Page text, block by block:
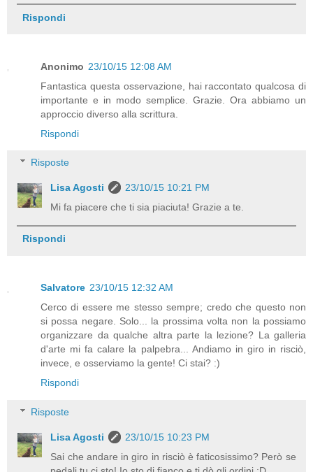
Rispondi
Anonimo 23/10/15 12:08 AM
Fantastica questa osservazione, hai raccontato qualcosa di
importante e in modo semplice. Grazie. Ora abbiamo un
approccio diverso alla scrittura.
Rispondi
Risposte
Lisa Agosti
23/10/15 10:21 PM
Mi fa piacere che ti sia piaciuta! Grazie a te.
Rispondi
Salvatore 23/10/15 12:32 AM
Cerco di essere me stesso sempre; credo che questo non
si possa negare. Solo... la prossima volta non la possiamo
organizzare da qualche altra parte la lezione? La galleria
d'arte mi fa calare la palpebra... Andiamo in giro in risciò,
invece, e osserviamo la gente! Ci stai? :)
Rispondi
Risposte
Lisa Agosti
23/10/15 10:23 PM
Sai che andare in giro in risciò è faticosissimo? Però se